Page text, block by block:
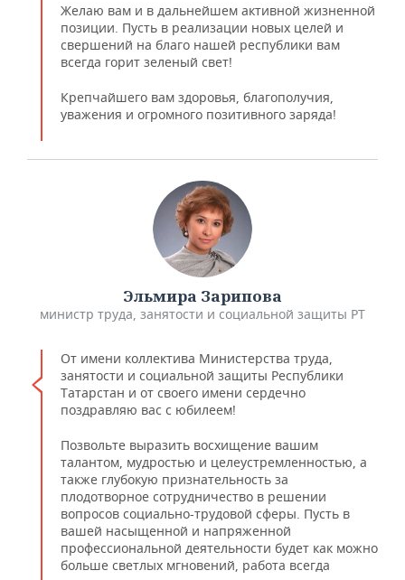
Желаю вам и в дальнейшем активной жизненной
позиции. Пусть в реализации новых целей и
свершений на благо нашей республики вам
всегда горит зеленый свет!
Крепчайшего вам здоровья, благополучия,
уважения и огромного позитивного заряда!
Эльмира Зарипова
министр труда, занятости и социальной защиты РТ
От имени коллектива Министерства труда,
занятости и социальной защиты Республики
Татарстан и от своего имени сердечно
поздравляю вас с юбилеем!
Позвольте выразить восхищение вашим
талантом, мудростью и целеустремленностью, а
также глубокую признательность за
плодотворное сотрудничество в решении
вопросов социально-трудовой сферы. Пусть в
вашей насыщенной и напряженной
профессиональной деятельности будет как можно
больше светлых мгновений, работа всегда